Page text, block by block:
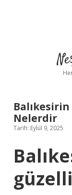
Nelerdir
Tarih: Eylül 9, 2025